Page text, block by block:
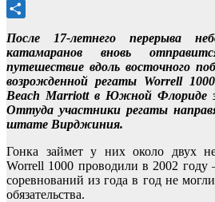
Mail.Ru
После 17-летнего перерыва
катамаранов вновь
путешествие вдоль восточного
возрожденной регаты Worrell
Beach Marriott в Южной Флориде
Оттуда участники регаты
штате Вирджиния.
Гонка займет у них около двух
Worrell 1000 проводили в 2002
соревнований из года в год не
обязательства.